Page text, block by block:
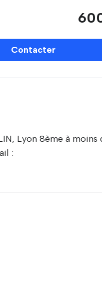
Contacter
Lyon 8ème à moins
: